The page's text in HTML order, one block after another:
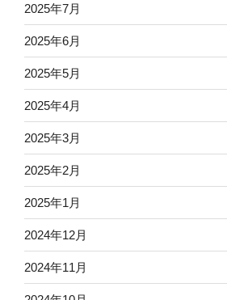
2025年7月
2025年6月
2025年5月
2025年4月
2025年3月
2025年2月
2025年1月
2024年12月
2024年11月